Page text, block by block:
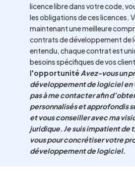
licence libre dans votre code,
les obligations de ces licences.
maintenant une meilleure
contrats de développement de
entendu, chaque contrat est
besoins spécifiques de vos
l'opportunité Avez-vous un
développement de logiciel en
pas à me contacter afin
personnalisés et approfondis
et vous conseiller avec ma
juridique. Je suis impatient de
vous pour concrétiser votre
développement de logiciel.